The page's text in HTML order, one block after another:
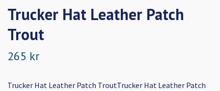
Trucker Hat Leather Patch
Trout
265 kr
Trucker Hat Leather Patch TroutTrucker Hat Leather Patch